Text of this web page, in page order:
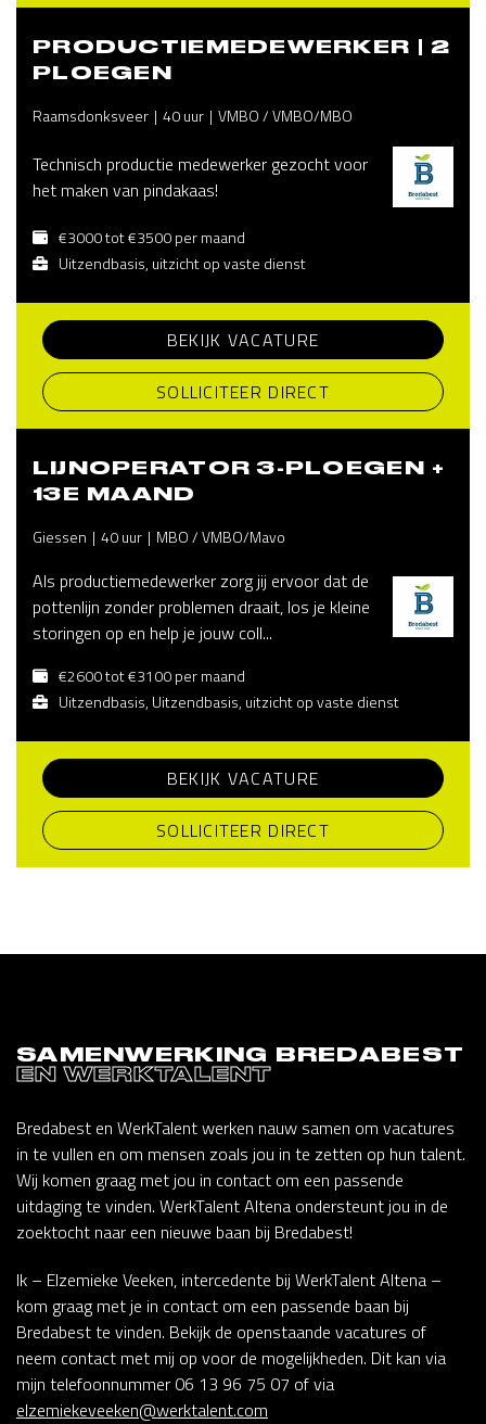
PRODUCTIEMEDEWERKER | 2
PLOEGEN
Raamsdonksveer 40 uur VMBO / VMBO/MBO
Technisch productie medewerker gezocht voor
het maken van pindakaas!
€3000 tot €3500 per maand
Uitzendbasis, uitzicht op vaste dienst
BEKIJK VACATURE
SOLLICITEER DIRECT
LIJNOPERATOR 3-PLOEGEN +
13E MAAND
Giessen 40 uur MBO / VMBO/Mavo
Als productiemedewerker zorg jij ervoor dat de
pottenlijn zonder problemen draait, los je kleine
storingen op en help je jouw coll...
€2600 tot €3100 per maand
Uitzendbasis, Uitzendbasis, uitzicht op vaste dienst
BEKIJK VACATURE
SOLLICITEER DIRECT
SAMENWERKING BREDABEST
EN WERKTALENT
Bredabest en WerkTalent werken nauw samen om vacatures
in te vullen en om mensen zoals jou in te zetten op hun talent.
Wij komen graag met jou in contact om een passende
uitdaging te vinden. WerkTalent Altena ondersteunt jou in de
zoektocht naar een nieuwe baan bij Bredabest!
Ik – Elzemieke Veeken, intercedente bij WerkTalent Altena –
kom graag met je in contact om een passende baan bij
Bredabest te vinden. Bekijk de openstaande vacatures of
neem contact met mij op voor de mogelijkheden. Dit kan via
mijn telefoonnummer 06 13 96 75 07 of via
elzemiekeveeken@werktalent.com